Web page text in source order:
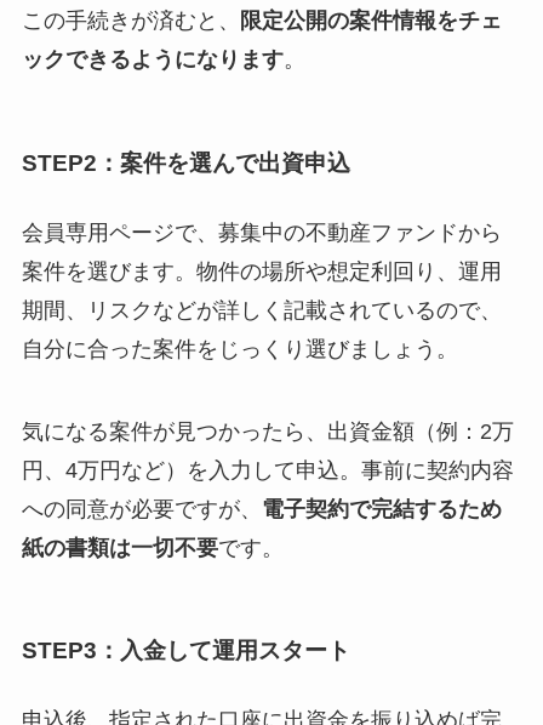
この手続きが済むと、
限定公開の案件情報をチェ
ックできるようになります。
STEP2：案件を選んで出資申込
会員専用ページで、募集中の不動産ファンドから
案件を選びます。物件の場所や想定利回り、運用
期間、リスクなどが詳しく記載されているので、
自分に合った案件をじっくり選びましょう。
気になる案件が見つかったら、出資金額（例：2万
円、4万円など）を入力して申込。事前に契約内容
への同意が必要ですが、 電子契約で完結するため
紙の書類は一切不要です。
STEP3：入金して運用スタート